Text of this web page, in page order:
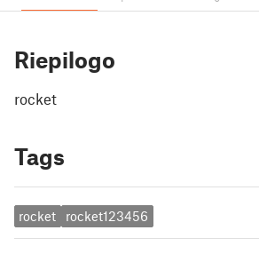
Riepilogo
rocket
Tags
rocket rocket123456